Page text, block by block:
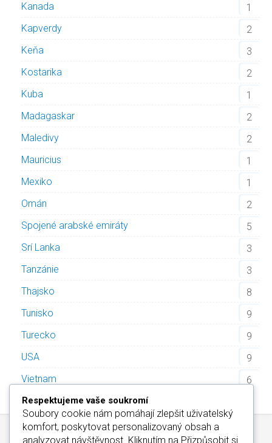
Kanada
1
Kapverdy
2
Keňa
3
Kostarika
2
Kuba
1
Madagaskar
2
Maledivy
2
Mauricius
1
Mexiko
1
Omán
2
Spojené arabské emiráty
5
Srí Lanka
3
Tanzánie
3
Thajsko
8
Tunisko
9
Turecko
9
USA
9
Vietnam
6
Respektujeme vaše soukromí
Soubory cookie nám pomáhají zlepšit uživatelský
komfort, poskytovat personalizovaný obsah a
analyzovat návštěvnost. Kliknutím na Přizpůsobit si